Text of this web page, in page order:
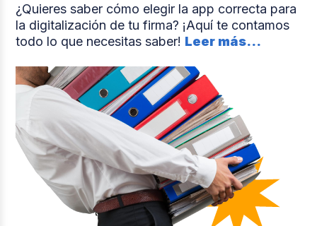
¿Quieres saber cómo elegir la app correcta para
la digitalización de tu firma? ¡Aquí te contamos
todo lo que necesitas saber! Leer más...